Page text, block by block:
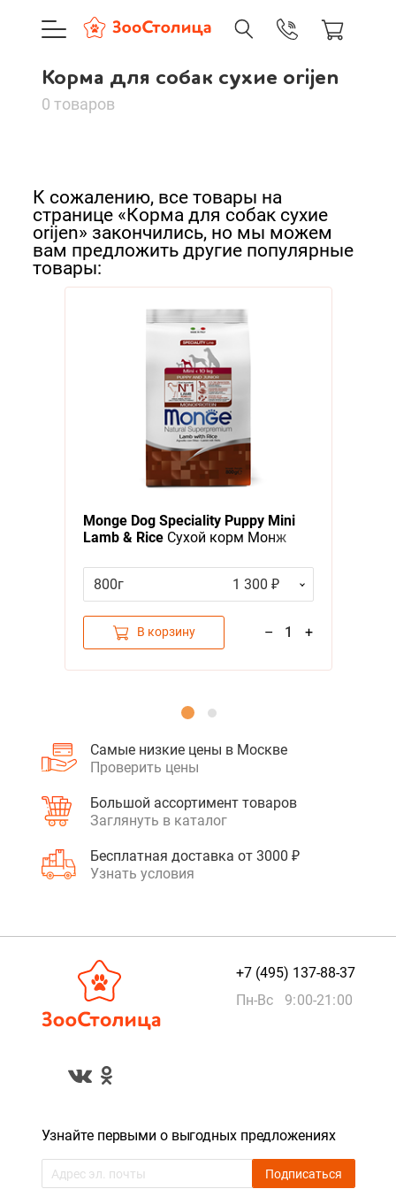
Корма для собак сухие orijen
0 товаров
К сожалению, все товары на
странице «Корма для собак сухие
orijen» закончились, но мы можем
вам предложить другие популярные
товары:
Monge Dog Speciality Puppy Mini
Lamb & RiceСухой корм Монж
пород Ягненок с рисом
800г 1 300 ₽
В корзину – 1 +
Самые низкие цены в Москве
Проверить цены
Большой ассортимент товаров
Заглянуть в каталог
Бесплатная доставка от 3000 ₽
Узнать условия
Корма для собак
сухие orijen
По нашему
По популярности
Cначала дешевые
г. Москва
Каталог товаров
О компании
Доставка и оплата
+7 (495) 137-88-37
Пн-Вс 9:00-21:00
Узнайте первыми о выгодных предложениях
Подписаться